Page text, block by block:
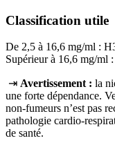
Classification utile
De 2,5 à 16,6 mg/ml :
Supérieur à 16,6 mg/ml
⇥ Avertissement : la
une forte dépendance.
non‑fumeurs n’est pas
pathologie
de santé.